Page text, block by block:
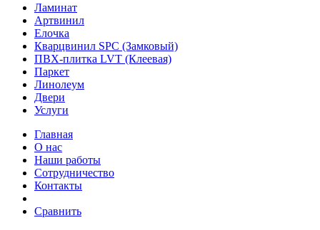
Ламинат
Артвинил
Елочка
Кварцвинил SPC (Замковый)
ПВХ-плитка LVT (Клеевая)
Паркет
Линолеум
Двери
Услуги
Главная
О нас
Наши работы
Сотрудничество
Контакты
Сравнить